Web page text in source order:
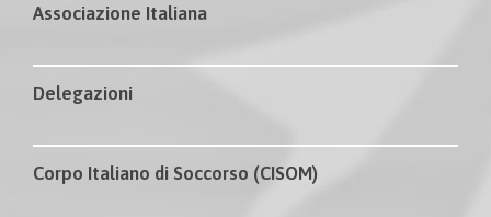
Associazione Italiana
Delegazioni
Corpo Italiano di Soccorso (CISOM)